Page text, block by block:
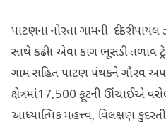
પાટણના નોરતા ગામની દીકરી
સાથે કઢીન એવા કાગ ભૂસંડી તળાવ
ગામ સહિત પાટણ પંથકને ગૌરવ
ક્ષેત્રમાં17,500 ફૂટની ઊંચાઈએ
આધ્યાત્મિક મહત્ત્વ, વિલક્ષણ કુદરતી